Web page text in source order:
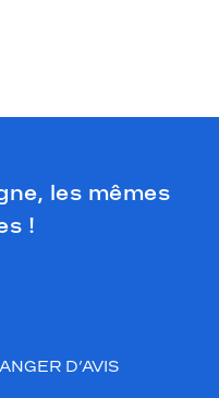
les mêmes
!
D’AVIS